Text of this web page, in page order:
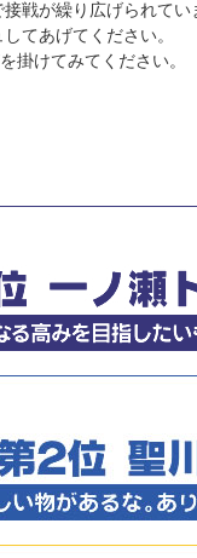
戦が繰り広げられてい
てあげてください。
掛けてみてください。